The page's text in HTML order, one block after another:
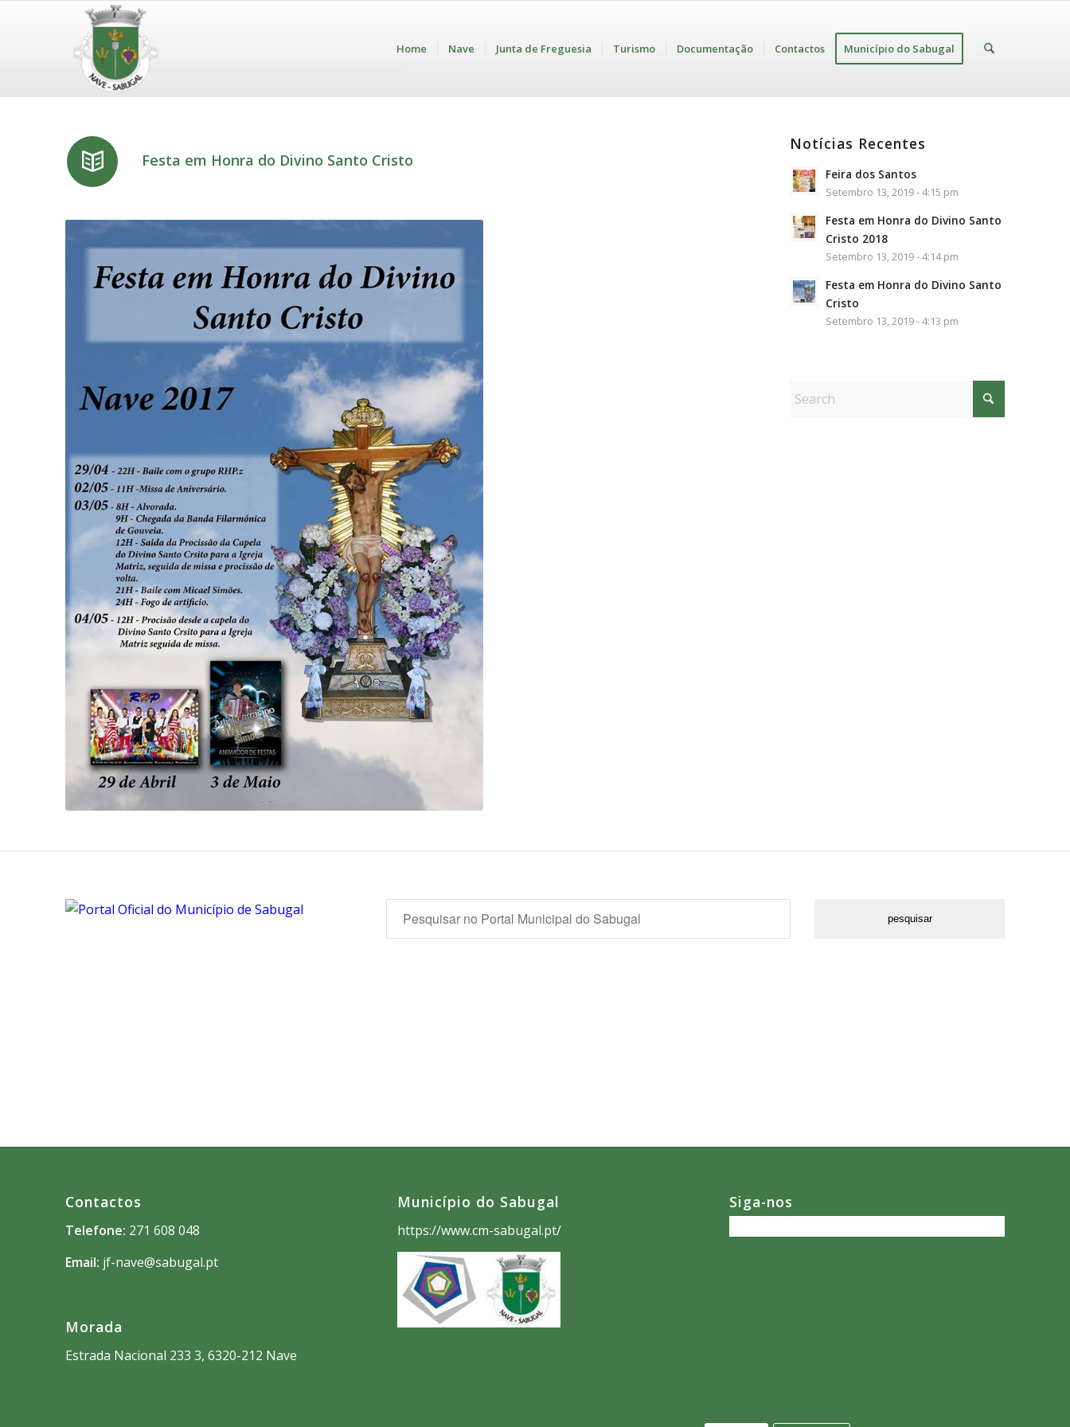
Home Nave Junta de Freguesia Turismo Documentação Contactos Município do Sabugal
Festa em Honra do Divino Santo Cristo
Notícias Recentes
Feira dos Santos
Setembro 13, 2019 - 4:15 pm
Festa em Honra do Divino Santo
Cristo 2018
Setembro 13, 2019 - 4:14 pm
Festa em Honra do Divino Santo
Cristo
Setembro 13, 2019 - 4:13 pm
Contactos
Telefone: 271 608 048
Email: jf-nave@sabugal.pt
Morada
Estrada Nacional 233 3, 6320-212 Nave
Município do Sabugal
https://www.cm-sabugal.pt/
Siga-nos